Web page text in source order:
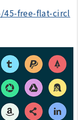
free-flat-circl